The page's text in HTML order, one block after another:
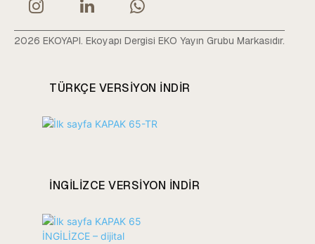
2026 EKOYAPI. Ekoyapı Dergisi EKO Yayın Grubu Markasıdır.
TÜRKÇE VERSIYON INDIR
INGILIZCE VERSIYON INDIR